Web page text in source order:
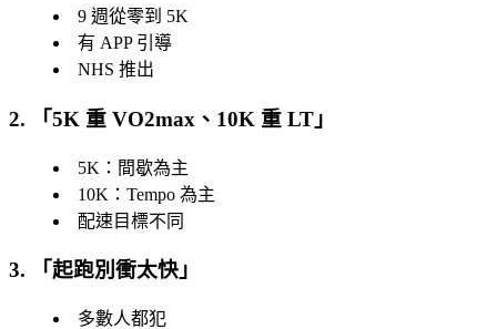
9 週從零到 5K
有 APP 引導
NHS 推出
2. 「5K 重 VO2max、10K 重 LT 」
5K：間歇為主
10K：Tempo 為主
配速目標不同
3. 「起跑別衝太快 」
多數人都犯